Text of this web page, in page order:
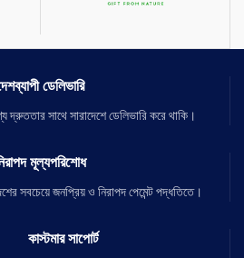
ডেলিভারি
সাথে সারাদেশে ডেলিভারি করে থাকি।
মূল্যপরিশোধ
সবচেয়ে জনপ্রিয় ও নিরাপদ পেমেন্ট পদ্ধতিতে।
কাস্টমার সাপোর্ট